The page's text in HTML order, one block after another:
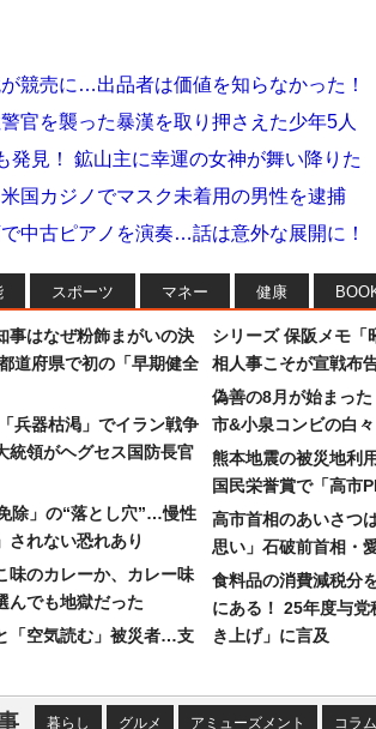
競売に…出品者は価値を知らなかった！
官を襲った暴漢を取り押さえた少年5人
発見！ 鉱山主に幸運の女神が舞い降りた
国カジノでマスク未着用の男性を逮捕
中古ピアノを演奏…話は意外な展開に！
スポーツ マネー 健康
事はなぜ粉飾まがいの決
道府県で初の「早期健全
兵器枯渇」でイラン戦争
領がヘグセス国防長官
除」の“落とし穴”…慢性
されない恐れあり
味のカレーか、カレー味
でも地獄だった
「空気読む」被災者…支
シリーズ 保阪メモ「
相人事こそが宣戦布
偽善の8月が始まっ
市&小泉コンビの白
熊本地震の被災地利
国民栄誉賞で「高市
高市首相のあいさつ
思い」石破前首相・
食料品の消費減税分
にある！ 25年度与党
き上げ」に言及
暮らし グルメ アミューズメント コラム